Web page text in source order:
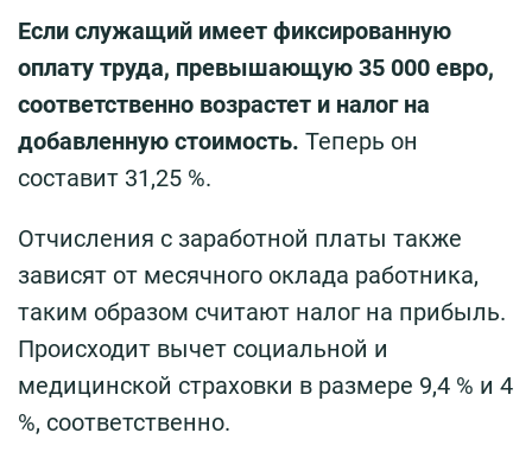
Если служащий имеет фиксированную
оплату труда, превышающую 35 000 евро,
соответственно возрастет и налог на
добавленную стоимость. Теперь он
составит 31,25 %.
Отчисления с заработной платы также
зависят от месячного оклада работника,
таким образом считают налог на прибыль.
Происходит вычет социальной и
медицинской страховки в размере 9,4 % и 4
%, соответственно.